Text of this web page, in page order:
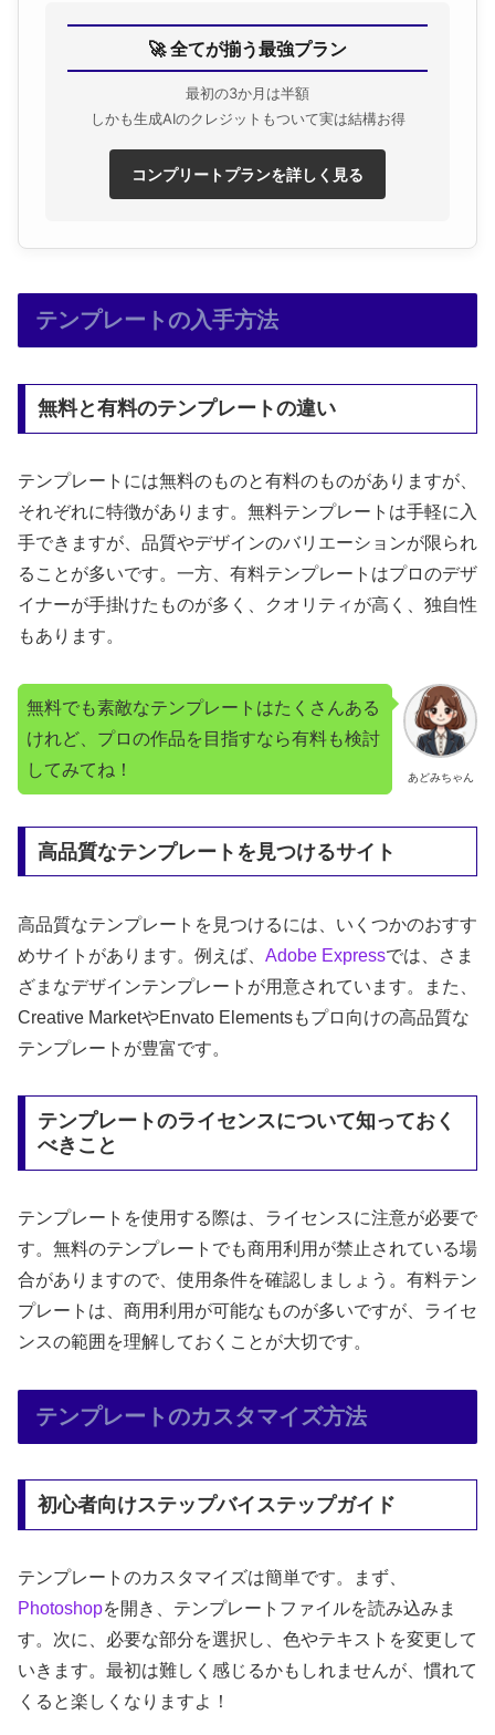
🚀 全てが揃う最強プラン
最初の3か月は半額
しかも生成AIのクレジットもついて実は結構お得
コンプリートプランを詳しく見る
テンプレートの入手方法
無料と有料のテンプレートの違い
テンプレートには無料のものと有料のものがありますが、
それぞれに特徴があります。無料テンプレートは手軽に入
手できますが、品質やデザインのバリエーションが限られ
ることが多いです。一方、有料テンプレートはプロのデザ
イナーが手掛けたものが多く、クオリティが高く、独自性
もあります。
あどみちゃん
無料でも素敵なテンプレートはたくさんある
けれど、プロの作品を目指すなら有料も検討
してみてね！
高品質なテンプレートを見つけるサイト
高品質なテンプレートを見つけるには、いくつかのおすす
めサイトがあります。例えば、 Adobe Expressでは、さま
ざまなデザインテンプレートが用意されています。また、
Creative MarketやEnvato Elementsもプロ向けの高品質な
テンプレートが豊富です。
テンプレートのライセンスについて知っておく
べきこと
テンプレートを使用する際は、ライセンスに注意が必要で
す。無料のテンプレートでも商用利用が禁止されている場
合がありますので、使用条件を確認しましょう。有料テン
プレートは、商用利用が可能なものが多いですが、ライセ
ンスの範囲を理解しておくことが大切です。
テンプレートのカスタマイズ方法
初心者向けステップバイステップガイド
テンプレートのカスタマイズは簡単です。まず、
Photoshopを開き、テンプレートファイルを読み込みま
す。次に、必要な部分を選択し、色やテキストを変更して
いきます。最初は難しく感じるかもしれませんが、慣れて
くると楽しくなりますよ！